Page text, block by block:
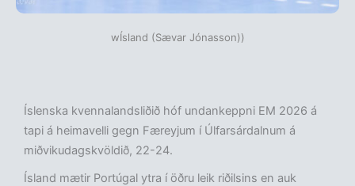
wÍsland (Sævar Jónasson))
Íslenska kvennalandsliðið hóf undankeppni EM 2026 á
tapi á heimavelli gegn Færeyjum í Úlfarsárdalnum á
miðvikudagskvöldið, 22-24.
Ísland mætir Portúgal ytra í öðru leik riðilsins en auk